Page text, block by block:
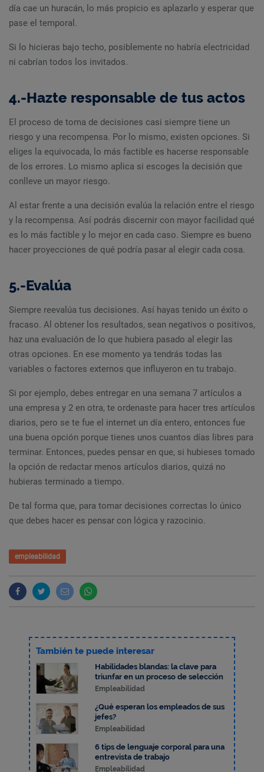
día cae un huracán, lo más propicio es aplazarlo y esperar que
pase el temporal.
Si lo hicieras bajo techo, posiblemente no habría electricidad
ni cabrían todos los invitados.
4.-Hazte responsable de tus actos
El proceso de toma de decisiones casi siempre tiene un
riesgo y una recompensa. Por lo mismo, existen opciones. Si
eliges la equivocada, lo más factible es hacerse responsable
de los errores. Lo mismo aplica si escoges la decisión que
conlleve un mayor riesgo.
Al estar frente a una decisión evalúa la relación entre el riesgo
y la recompensa. Así podrás discernir con mayor facilidad qué
es lo más factible y lo mejor en cada caso. Siempre es bueno
hacer proyecciones de qué podría pasar al elegir cada cosa.
5.-Evalúa
Siempre reevalúa tus decisiones. Así hayas tenido un éxito o
fracaso. Al obtener los resultados, sean negativos o positivos,
haz una evaluación de lo que hubiera pasado al elegir las
otras opciones. En ese momento ya tendrás todas las
variables o factores externos que influyeron en tu trabajo.
Si por ejemplo, debes entregar en una semana 7 artículos a
una empresa y 2 en otra, te ordenaste para hacer tres artículos
diarios, pero se te fue el internet un día entero, entonces fue
una buena opción porque tienes unos cuantos días libres para
terminar. Entonces, puedes pensar en que, si hubieses tomado
la opción de redactar menos artículos diarios, quizá no
hubieras terminado a tiempo.
De tal forma que, para tomar decisiones correctas lo único
que debes hacer es pensar con lógica y razocinio.
empleabilidad
También te puede interesar
Habilidades blandas: la clave para
triunfar en un proceso de selección
Empleabilidad
¿Qué esperan los empleados de sus
jefes?
Empleabilidad
6 tips de lenguaje corporal para una
entrevista de trabajo
Empleabilidad